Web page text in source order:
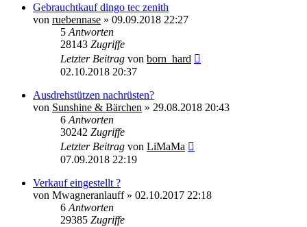
Gebrauchtkauf dingo tec zenith
von ruebennase » 09.09.2018 22:27
5 Antworten
28143 Zugriffe
Letzter Beitrag von born_hard
02.10.2018 20:37
Ausdrehstützen nachrüsten?
von Sunshine & Bärchen » 29.08.2018 20:43
6 Antworten
30242 Zugriffe
Letzter Beitrag von LiMaMa
07.09.2018 22:19
Verkauf eingestellt ?
von Mwagneranlauff» 02.10.2017 22:18
6 Antworten
29385 Zugriffe